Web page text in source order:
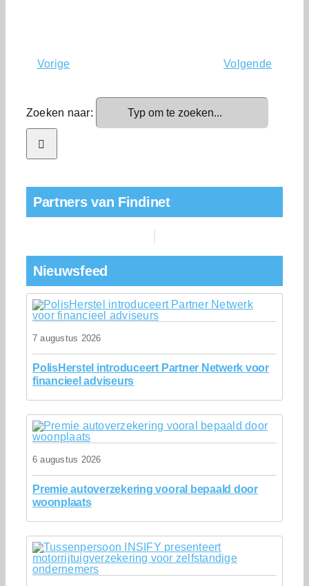
Vorige Volgende
Zoeken naar:
Partners van Findinet
Nieuwsfeed
7 augustus 2026
PolisHerstel introduceert Partner Netwerk voor
financieel adviseurs
6 augustus 2026
Premie autoverzekering vooral bepaald door
woonplaats